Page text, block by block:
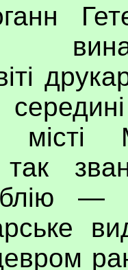
місті
так
—